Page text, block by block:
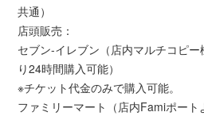
共通）
店頭販売：
セブン-イレブン（店内マルチコピ
り24時間購入可能）
※チケット代金のみで購入可能。
ファミリーマート（店内Famiポー